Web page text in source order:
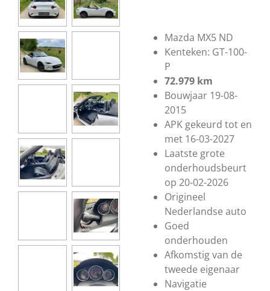
Mazda MX5 ND
Kenteken: GT-100-
P
72.979 km
Bouwjaar 19-08-
2015
APK gekeurd tot en
met 16-03-2027
Laatste grote
onderhoudsbeurt
op 20-02-2026
Origineel
Nederlandse auto
Goed
onderhouden
Afkomstig van de
tweede eigenaar
Navigatie